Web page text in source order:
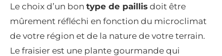
Le choix d’un bon type de paillis doit être
mûrement réfléchi en fonction du microclimat
de votre région et de la nature de votre terrain.
Le fraisier est une plante gourmande qui